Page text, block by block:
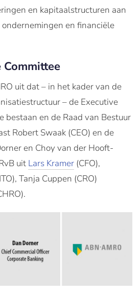
en kapitaalstructuren aan
en financiële
Committee
uit dat – in het kader van de
– de Executive
bestaan en de Raad van Bestuur
Robert Swaak (CEO) en de
en Choy van der Hooft-
uit Lars Kramer (CFO),
Tanja Cuppen (CRO)